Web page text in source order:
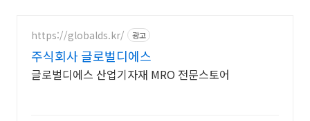
https://globalds.kr/ 광고
주식회사 글로벌디에스
글로벌디에스 산업기자재 MRO 전문스토어